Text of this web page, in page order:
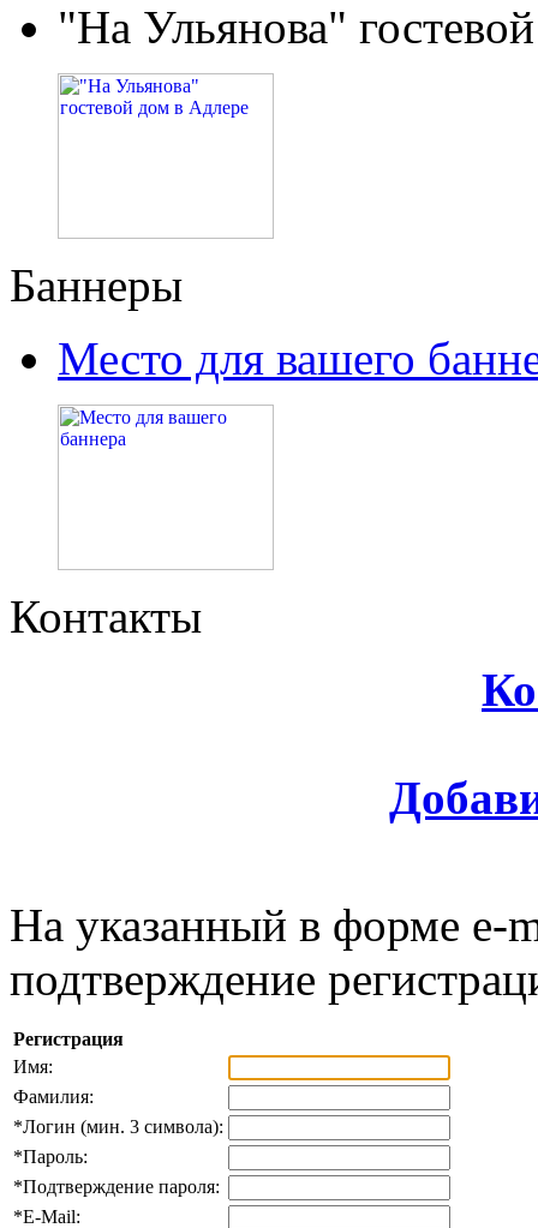
"На Ульянова"
Баннеры
Место для вашего
Контакты
На указанный в форме e-
подтверждение
Регистрация
Имя:
Фамилия:
*Логин (мин. 3 символа):
*Пароль:
*Подтверждение пароля:
*E-Mail: